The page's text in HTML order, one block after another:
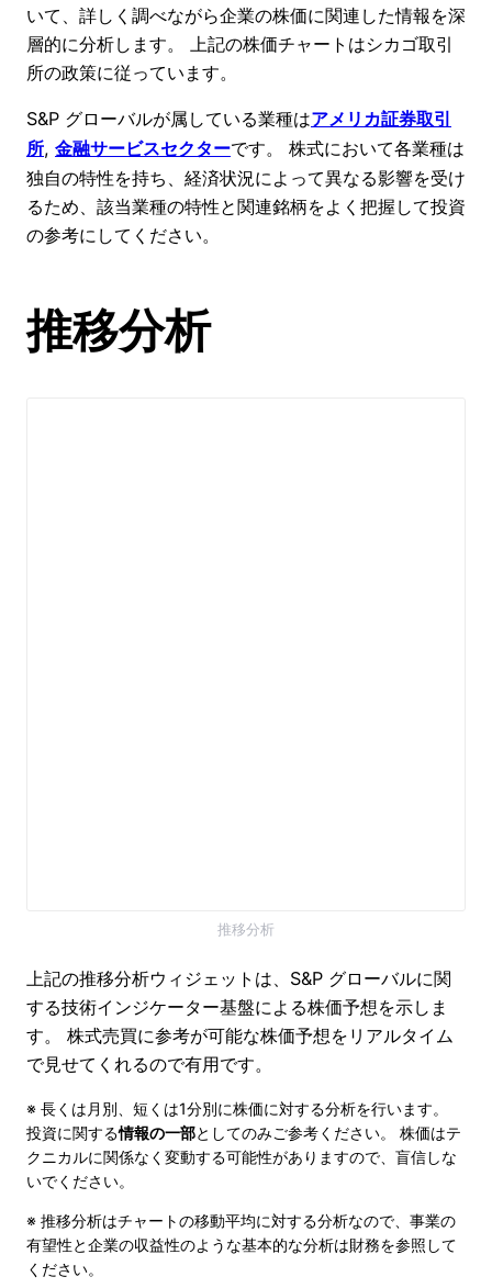
いて、詳しく調べながら企業の株価に関連した情報を深
層的に分析します。 上記の株価チャートはシカゴ取引
所の政策に従っています。
S&P グローバルが属している業種はアメリカ証券取引
所, 金融サービスセクターです。 株式において各業種は
独自の特性を持ち、経済状況によって異なる影響を受け
るため、該当業種の特性と関連銘柄をよく把握して投資
の参考にしてください。
推移分析
推移分析
上記の推移分析ウィジェットは、S&P グローバルに関
する技術インジケーター基盤による株価予想を示しま
す。 株式売買に参考が可能な株価予想をリアルタイム
で見せてくれるので有用です。
※ 長くは月別、短くは1分別に株価に対する分析を行います。
投資に関する情報の一部としてのみご参考ください。 株価はテ
クニカルに関係なく変動する可能性がありますので、盲信しな
いでください。
※ 推移分析はチャートの移動平均に対する分析なので、事業の
有望性と企業の収益性のような基本的な分析は財務を参照して
ください。